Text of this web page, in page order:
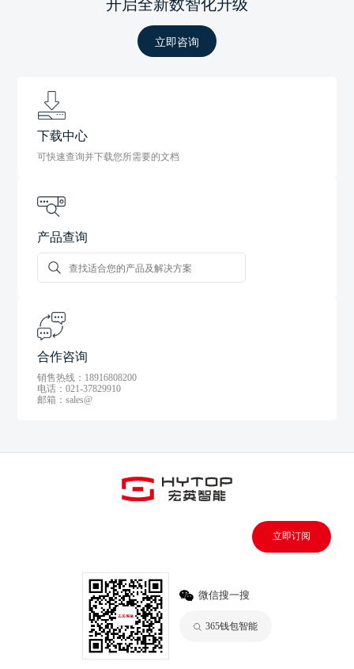
开启全新数智化升级
立即咨询
下载中心
可快速查询并下载您所需要的文档
产品查询
合作咨询
销售热线：18916808200
电话：021-37829910
邮箱：sales@
立即订阅
微信搜一搜
365钱包智能